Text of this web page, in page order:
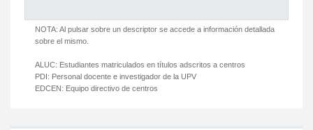
NOTA: Al pulsar sobre un descriptor se accede a información detallada
sobre el mismo.
ALUC: Estudiantes matriculados en títulos adscritos a centros
PDI: Personal docente e investigador de la UPV
EDCEN: Equipo directivo de centros